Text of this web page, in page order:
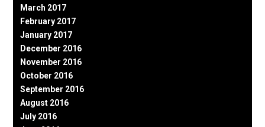
March 2017
February 2017
January 2017
December 2016
November 2016
October 2016
September 2016
August 2016
July 2016